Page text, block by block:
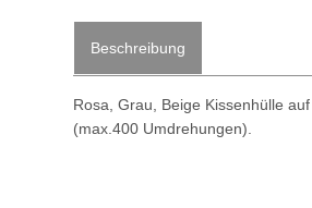
Beschreibung
Rosa, Grau, Beige Kissenhülle
(max.400 Umdrehungen).